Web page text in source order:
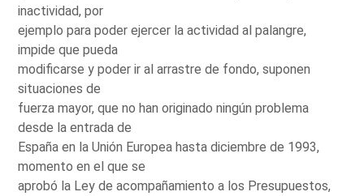
inactividad, por
ejemplo para poder ejercer la actividad al palangre,
impide que pueda
modificarse y poder ir al arrastre de fondo, suponen
situaciones de
fuerza mayor, que no han originado ningún problema
desde la entrada de
España en la Unión Europea hasta diciembre de 1993,
momento en el que se
aprobó la Ley de acompañamiento a los Presupuestos,